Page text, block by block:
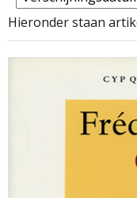
Hieronder staan